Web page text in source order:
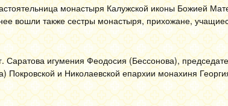
монастыря Калужской иконы Божией
вошли также сестры монастыря, прихожане,
Саратова игумения Феодосия (Бессонова),
Покровской и Николаевской епархии монахиня